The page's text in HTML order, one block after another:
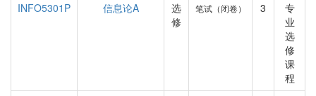
INFO5301P
信息论A
选
修
笔试（闭卷） 3
专
业
选
修
课
程